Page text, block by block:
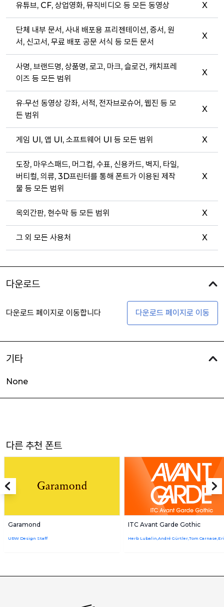
유튜브, CF, 상업영화, 뮤직비디오 등 모든 동영상 X
단체 내부 문서, 사내 배포용 프리젠테이션, 증서, 원
서, 신고서, 무료 배포 공문 서식 등 모든 문서
X
사명, 브랜드명, 상품명, 로고, 마크, 슬로건, 캐치프레
이즈 등 모든 범위
X
유·무선 동영상 강좌, 서적, 전자브로슈어, 웹진 등 모
든 범위
X
게임 UI, 앱 UI, 소프트웨어 UI 등 모든 범위 X
도장, 마우스패드, 머그컵, 수표, 신용카드, 벽지, 타일,
버티컬, 의류, 3D프린터를 통해 폰트가 이용된 제작
물 등 모든 범위
X
옥외간판, 현수막 등 모든 범위 X
그 외 모든 사용처 X
다운로드
다운로드 페이지로 이동합니다 다운로드 페이지로 이동
기타
None
다른 추천 폰트
Garamond
URW Design Staff
ITC Avant Garde Gothic